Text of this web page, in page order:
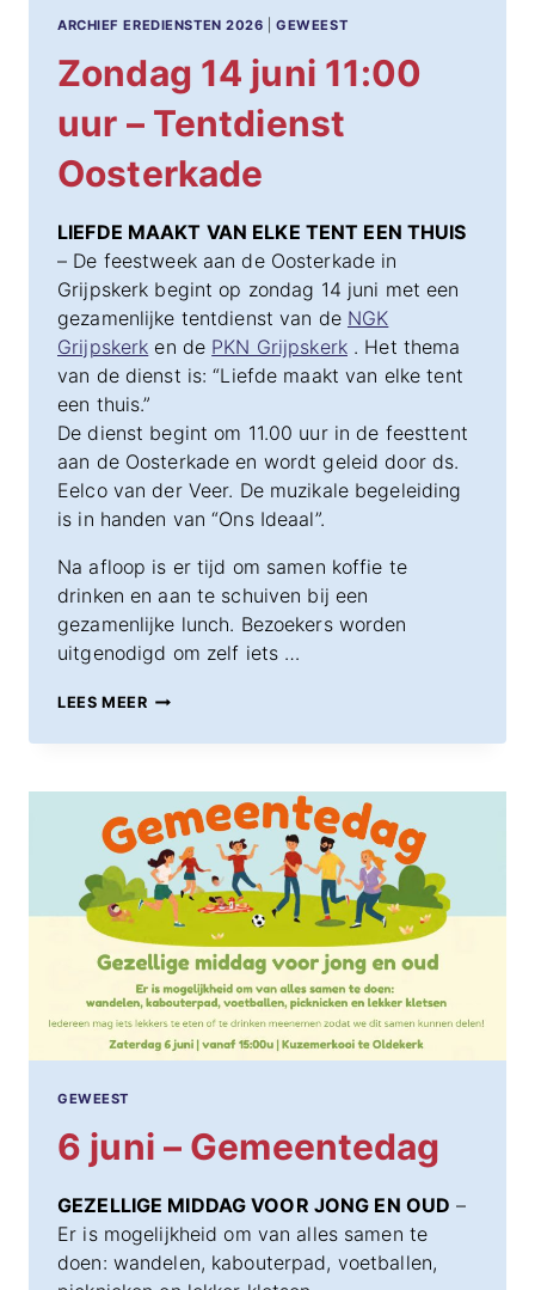
ARCHIEF EREDIENSTEN 2026 |GEWEEST
Zondag 14 juni 11:00
uur – Tentdienst
Oosterkade
LIEFDE MAAKT VAN ELKE TENT EEN THUIS
– De feestweek aan de Oosterkade in
Grijpskerk begint op zondag 14 juni met een
gezamenlijke tentdienst van de NGK
Grijpskerk en de PKN Grijpskerk. Het thema
van de dienst is: “Liefde maakt van elke tent
een thuis.”
De dienst begint om 11.00 uur in de feesttent
aan de Oosterkade en wordt geleid door ds.
Eelco van der Veer. De muzikale begeleiding
is in handen van “Ons Ideaal”.
Na afloop is er tijd om samen koffie te
drinken en aan te schuiven bij een
gezamenlijke lunch. Bezoekers worden
uitgenodigd om zelf iets …
LEES MEERZONDAG
JUNI
UUR
–
TENTDIENST
OOSTERKADE
GEWEEST
6 juni – Gemeentedag
GEZELLIGE MIDDAG VOOR JONG EN OUD –
Er is mogelijkheid om van alles samen te
doen: wandelen, kabouterpad, voetballen,